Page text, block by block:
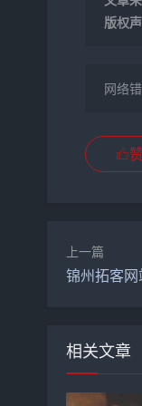
版权声
网络
上一篇
锦州拓客网
相关文章